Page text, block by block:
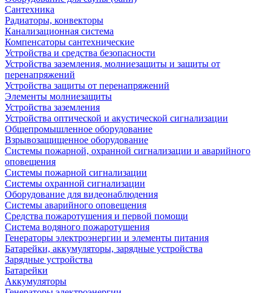
Сантехника
Радиаторы, конвекторы
Канализационная система
Компенсаторы сантехнические
Устройства и средства безопасности
Устройства заземления, молниезащиты и защиты от
перенапряжений
Устройства защиты от перенапряжений
Элементы молниезащиты
Устройства заземления
Устройства оптической и акустической сигнализации
Общепромышленное оборудование
Взрывозащищенное оборудование
Системы пожарной, охранной сигнализации и аварийного
оповещения
Системы пожарной сигнализации
Системы охранной сигнализации
Оборудование для видеонаблюдения
Системы аварийного оповещения
Средства пожаротушения и первой помощи
Система водяного пожаротушения
Генераторы электроэнергии и элементы питания
Батарейки, аккумуляторы, зарядные устройства
Зарядные устройства
Батарейки
Аккумуляторы